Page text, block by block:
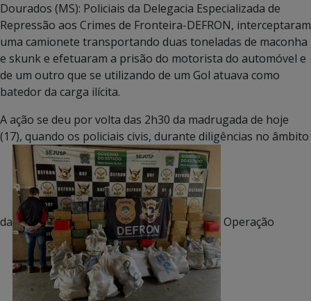
Dourados (MS): Policiais da Delegacia Especializada de
Repressão aos Crimes de Fronteira-DEFRON, interceptaram
uma camionete transportando duas toneladas de maconha
e skunk e efetuaram a prisão do motorista do automóvel e
de um outro que se utilizando de um Gol atuava como
batedor da carga ilícita.
A ação se deu por volta das 2h30 da madrugada de hoje
(17), quando os policiais civis, durante diligências no âmbito
da Operação